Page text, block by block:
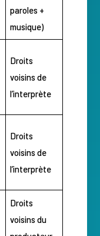
paroles +
musique)
Droits
voisins de
l’interprète
Droits
voisins de
l’interprète
Droits
voisins du